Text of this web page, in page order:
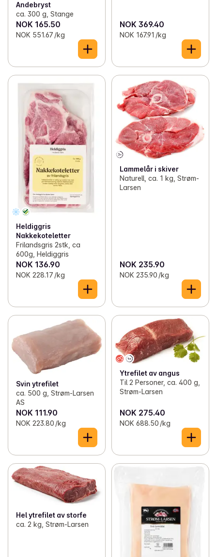
Andebryst
ca. 300 g, Stange
NOK 165.50
NOK 551.67 /kg
NOK 369.40
NOK 167.91 /kg
Heldiggris
Nakkekoteletter
Frilandsgris 2stk, ca
600g, Heldiggris
NOK 136.90
NOK 228.17 /kg
Lammelår i skiver
Naturell, ca. 1 kg, Strøm-
Larsen
NOK 235.90
NOK 235.90 /kg
Svin ytrefilet
ca. 500 g, Strøm-Larsen
AS
NOK 111.90
NOK 223.80 /kg
Ytrefilet av angus
Til 2 Personer, ca. 400 g,
Strøm-Larsen
NOK 275.40
NOK 688.50 /kg
Hel ytrefilet av storfe
ca. 2 kg, Strøm-Larsen